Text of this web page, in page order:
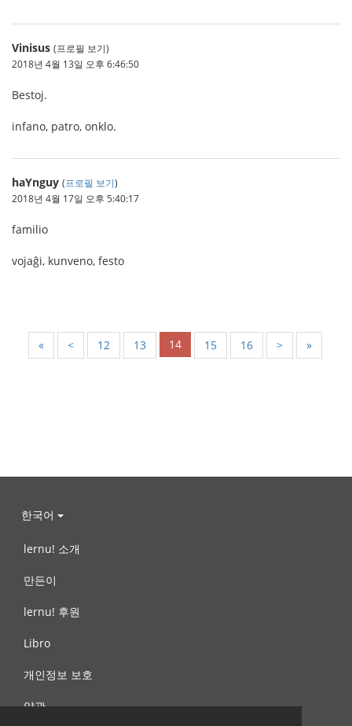
Vinisus (프로필 보기)
2018년 4월 13일 오후 6:46:50
Bestoj.
infano, patro, onklo.
haYnguy (프로필 보기)
2018년 4월 17일 오후 5:40:17
familio
vojaĝi, kunveno, festo
« < 12 13 14 15 16 > »
한국어
lernu! 소개
만든이
lernu! 후원
Libro
개인정보 보호
약관